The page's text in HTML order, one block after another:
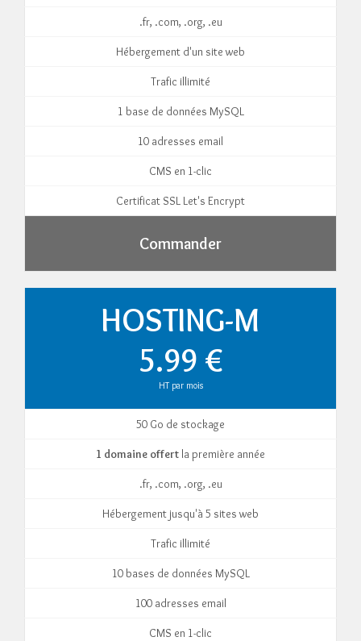
.fr, .com, .org, .eu
Hébergement d'un site web
Trafic illimité
1 base de données MySQL
10 adresses email
CMS en 1-clic
Certificat SSL Let's Encrypt
Commander
HOSTING-M
5.99 €
HT par mois
50 Go de stockage
1 domaine offert la première année
.fr, .com, .org, .eu
Hébergement jusqu'à 5 sites web
Trafic illimité
10 bases de données MySQL
100 adresses email
CMS en 1-clic